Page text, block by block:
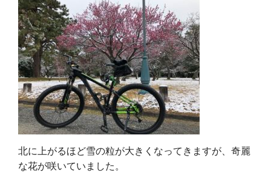
北に上がるほど雪の粒が大きくなってきますが、奇麗
な花が咲いていました。